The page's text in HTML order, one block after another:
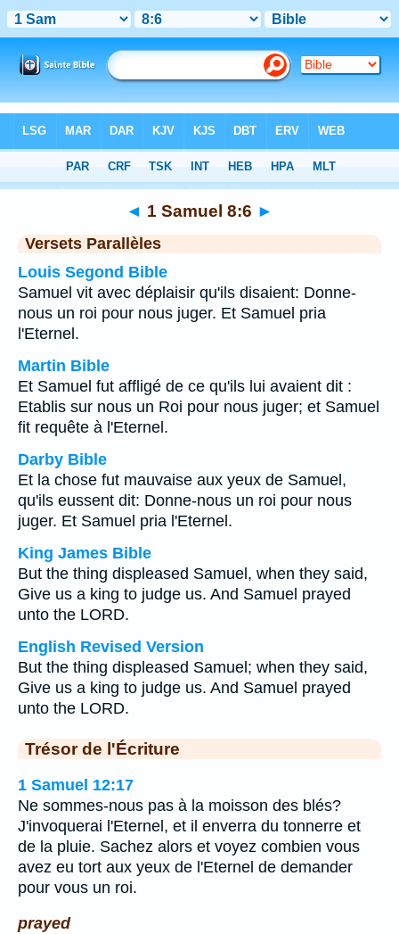
Chapitre 8> Verset 6
◄ 1 Samuel 8:6 ►
Versets Parallèles
Louis Segond Bible
Samuel vit avec déplaisir qu'ils disaient: Donne-
nous un roi pour nous juger. Et Samuel pria
l'Eternel.
Martin Bible
Et Samuel fut affligé de ce qu'ils lui avaient dit :
Etablis sur nous un Roi pour nous juger; et Samuel
fit requête à l'Eternel.
Darby Bible
Et la chose fut mauvaise aux yeux de Samuel,
qu'ils eussent dit: Donne-nous un roi pour nous
juger. Et Samuel pria l'Eternel.
King James Bible
But the thing displeased Samuel, when they said,
Give us a king to judge us. And Samuel prayed
unto the LORD.
English Revised Version
But the thing displeased Samuel; when they said,
Give us a king to judge us. And Samuel prayed
unto the LORD.
Trésor de l'Écriture
1 Samuel 12:17
Ne sommes-nous pas à la moisson des blés?
J'invoquerai l'Eternel, et il enverra du tonnerre et
de la pluie. Sachez alors et voyez combien vous
avez eu tort aux yeux de l'Eternel de demander
pour vous un roi.
prayed